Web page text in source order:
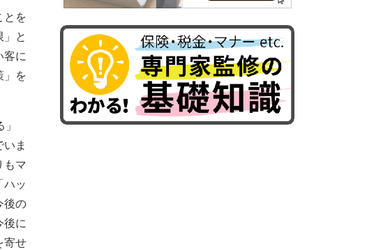
とを
と
客に
」を
ま
もマ
ハッ
後の
後に
寄せ